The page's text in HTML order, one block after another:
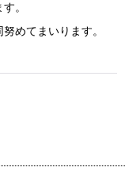
。
めてまいります。